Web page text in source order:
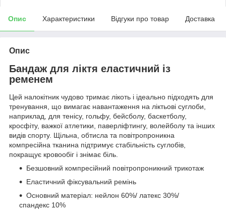
Опис Характеристики Відгуки про товар Доставка
Опис
Бандаж для ліктя еластичний із
ременем
Цей налокітник чудово тримає лікоть і ідеально підходять для
тренування, що вимагає навантаження на ліктьові суглоби,
наприклад, для тенісу, гольфу, бейсболу, баскетболу,
кросфіту, важкої атлетики, паверліфтингу, волейболу та інших
видів спорту. Щільна, обтисла та повітропроникна
компресійна тканина підтримує стабільність суглобів,
покращує кровообіг і знімає біль.
Безшовний компресійний повітропроникний трикотаж
Еластичний фіксувальний ремінь
Основний матеріал: нейлон 60%/ латекс 30%/
спандекс 10%